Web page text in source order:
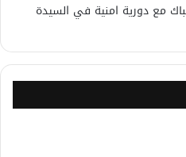
مع دورية امنية في السيدة